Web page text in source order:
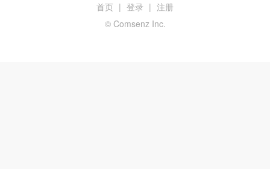
首页 | 登录 | 注册
© Comsenz Inc.